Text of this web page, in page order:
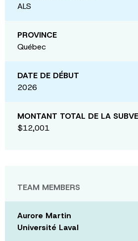
ALS
PROVINCE
Québec
DATE DE DÉBUT
2026
MONTANT TOTAL DE LA
$12,001
TEAM MEMBERS
Aurore Martin
Université Laval